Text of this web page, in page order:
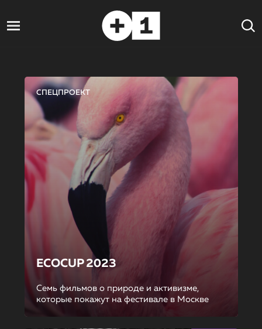
СПЕЦПРОЕКТ
ECOCUP 2023
Семь фильмов о природе и активизме,
которые покажут на фестивале в Москве